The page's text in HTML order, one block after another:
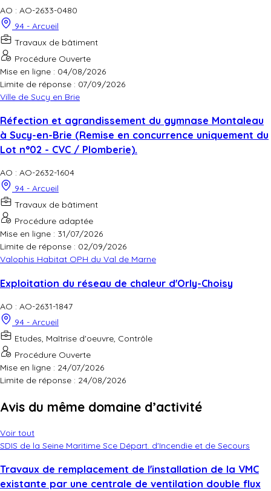
AO : AO-2633-0480
94 - Arcueil
Travaux de bâtiment
Procédure Ouverte
Mise en ligne : 04/08/2026
Limite de réponse : 07/09/2026
Ville de Sucy en Brie
Réfection et agrandissement du gymnase Montaleau
à Sucy-en-Brie (Remise en concurrence uniquement du
Lot n°02 - CVC / Plomberie).
AO : AO-2632-1604
94 - Arcueil
Travaux de bâtiment
Procédure adaptée
Mise en ligne : 31/07/2026
Limite de réponse : 02/09/2026
Valophis Habitat OPH du Val de Marne
Exploitation du réseau de chaleur d'Orly-Choisy
AO : AO-2631-1847
94 - Arcueil
Etudes, Maîtrise d'oeuvre, Contrôle
Procédure Ouverte
Mise en ligne : 24/07/2026
Limite de réponse : 24/08/2026
Avis du même domaine d’activité
Voir tout
SDIS de la Seine Maritime Sce Départ. d'Incendie et de Secours
Travaux de remplacement de l'installation de la VMC
existante par une centrale de ventilation double flux